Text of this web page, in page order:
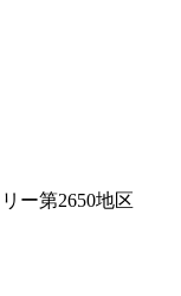
ー第2650地区